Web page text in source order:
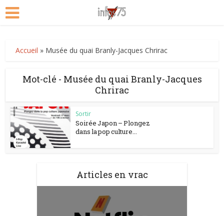
Accueil » Musée du quai Branly-Jacques Chrirac
Mot-clé - Musée du quai Branly-Jacques
Chrirac
Sortir
Soirée Japon – Plongez
dans la pop culture...
Articles en vrac